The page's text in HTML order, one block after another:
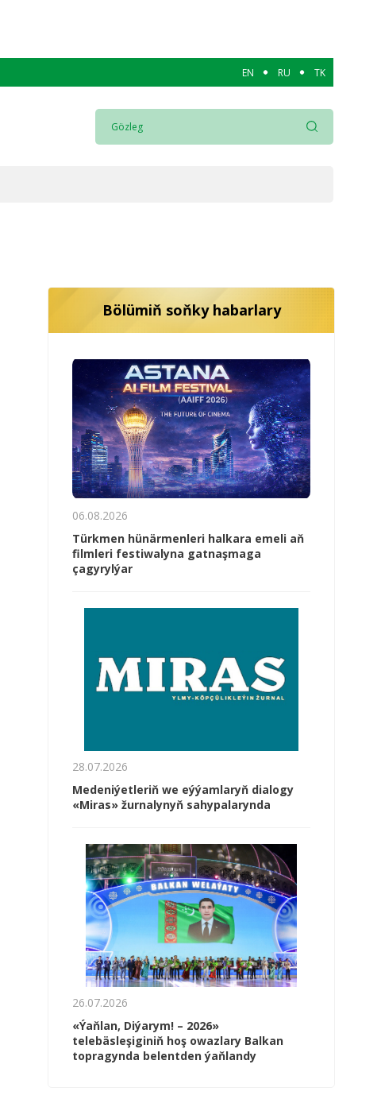
EN RU TK
Bölümiň soňky habarlary
06.08.2026
Türkmen hünärmenleri halkara emeli aň
filmleri festiwalyna gatnaşmaga
çagyrylýar
28.07.2026
Medeniýetleriň we eýýamlaryň dialogy
«Miras» žurnalynyň sahypalarynda
26.07.2026
«Ýaňlan, Diýarym! – 2026»
telebäsleşiginiň hoş owazlary Balkan
topragynda belentden ýaňlandy